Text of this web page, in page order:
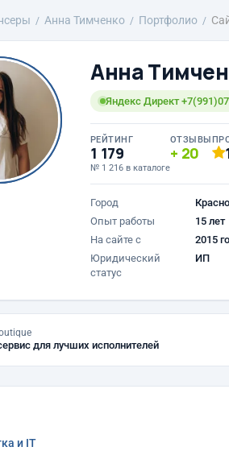
Анна Тимченко Портфолио
Анна
Яндекс Директ
РЕЙТИНГ
1 179
№ 1 216 в каталоге
ОТЗЫВЫ
20
Город
Опыт работы
15 лет
На сайте с
2015
Юридический
статус
ИП
для лучших исполнителей
и IT